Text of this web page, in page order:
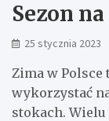
Sezon
25 stycznia 2023
Zima w Polsce
wykorzystać
stokach. Wielu